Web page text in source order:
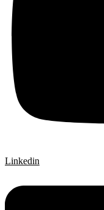
Linkedin